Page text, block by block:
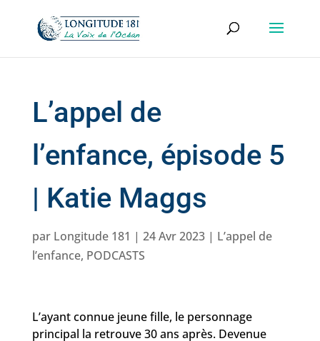
L’appel de
l’enfance, épisode 5
| Katie Maggs
par Longitude 181 | 24 Avr 2023| L’appel de
l’enfance, PODCASTS
L’ayant connue jeune fille, le personnage
principal la retrouve 30 ans après. Devenue